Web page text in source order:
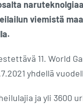
viemistä
11. World
yhdellä
ja yli 3600